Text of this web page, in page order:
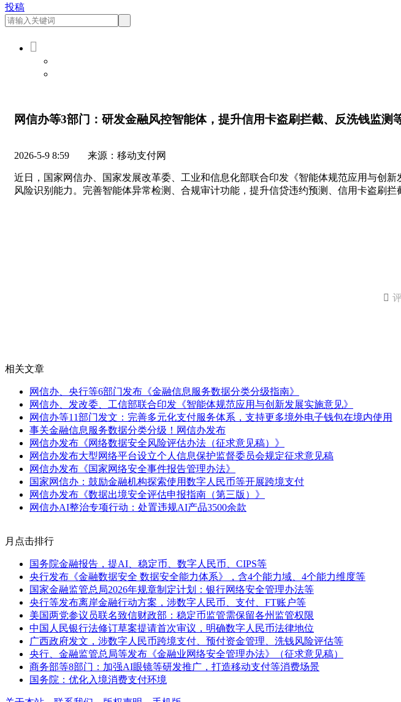
投稿

网信办等3部门：研发金融风控智能体，提升信用卡盗刷拦截、反洗钱监测
2026-5-9 8:59 来源：移动支付网
近日，国家网信办、国家发展改革委、工业和信息化部联合印发《智能体规范应用与创
风险识别能力。完善智能体异常检测、合规审计功能，提升信贷违约预测、信用卡盗刷拦

相关文章
网信办、央行等6部门发布《金融信息服务数据分类分级指南》
网信办、发改委、工信部联合印发《智能体规范应用与创新发展实施意见》
网信办等11部门发文：完善多元化支付服务体系，支持更多境外电子钱包在境内使用
事关金融信息服务数据分类分级！网信办发布
网信办发布《网络数据安全风险评估办法（征求意见稿）》
网信办发布大型网络平台设立个人信息保护监督委员会规定征求意见稿
网信办发布《国家网络安全事件报告管理办法》
国家网信办：鼓励金融机构探索使用数字人民币等开展跨境支付
网信办发布《数据出境安全评估申报指南（第三版）》
网信办AI整治专项行动：处置违规AI产品3500余款
月点击排行
国务院金融报告，提AI、稳定币、数字人民币、CIPS等
央行发布《金融数据安全 数据安全能力体系》，含4个能力域、4个能力维度等
国家金融监管总局2026年规章制定计划：银行网络安全管理办法等
央行等发布离岸金融行动方案，涉数字人民币、支付、FT账户等
美国两党参议员联名致信财政部：稳定币监管需保留各州监管权限
中国人民银行法修订草案提请首次审议，明确数字人民币法律地位
广西政府发文，涉数字人民币跨境支付、预付资金管理、洗钱风险评估等
央行、金融监管总局等发布《金融业网络安全管理办法》（征求意见稿）
商务部等8部门：加强AI眼镜等研发推广，打造移动支付等消费场景
国务院：优化入境消费支付环境